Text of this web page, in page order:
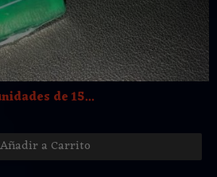
de 15...
Añadir a Carrito